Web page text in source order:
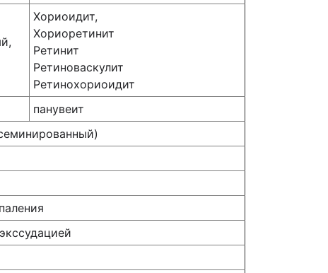
Хориоидит,
Хориоретинит
Ретинит
Ретиноваскулит
Ретинохориоидит
панувеит